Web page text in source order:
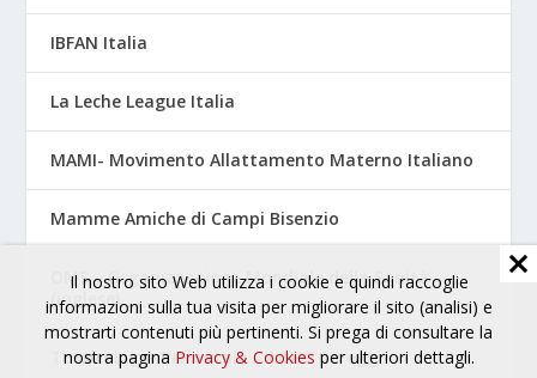
IBFAN Italia
La Leche League Italia
MAMI- Movimento Allattamento Materno Italiano
Mamme Amiche di Campi Bisenzio
OMS – Organizzazione Mondiale della Sanità
(inglese)
Tossicologia Perinatale – AOUC Careggi
Il nostro sito Web utilizza i cookie e quindi raccoglie
informazioni sulla tua visita per migliorare il sito (analisi) e
mostrarti contenuti più pertinenti. Si prega di consultare la
nostra pagina Privacy & Cookies per ulteriori dettagli.